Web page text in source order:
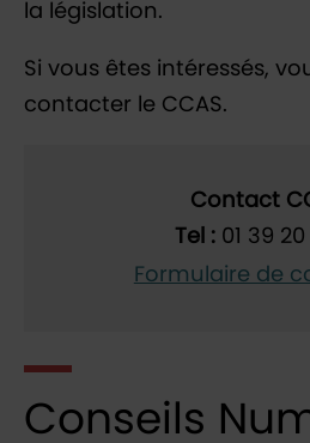
la législation.
Si vous êtes intéressés,
contacter le CCAS.
Contact
Tel : 01 39 20
Formulaire de
Conseils